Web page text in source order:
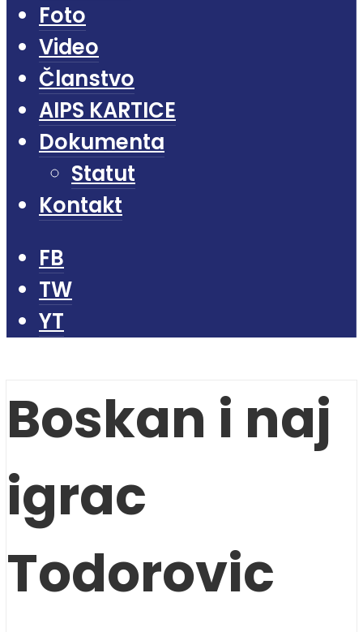
Foto
Video
Članstvo
AIPS KARTICE
Dokumenta
Statut
Kontakt
FB
TW
YT
Boskan i naj
igrac
Todorovic